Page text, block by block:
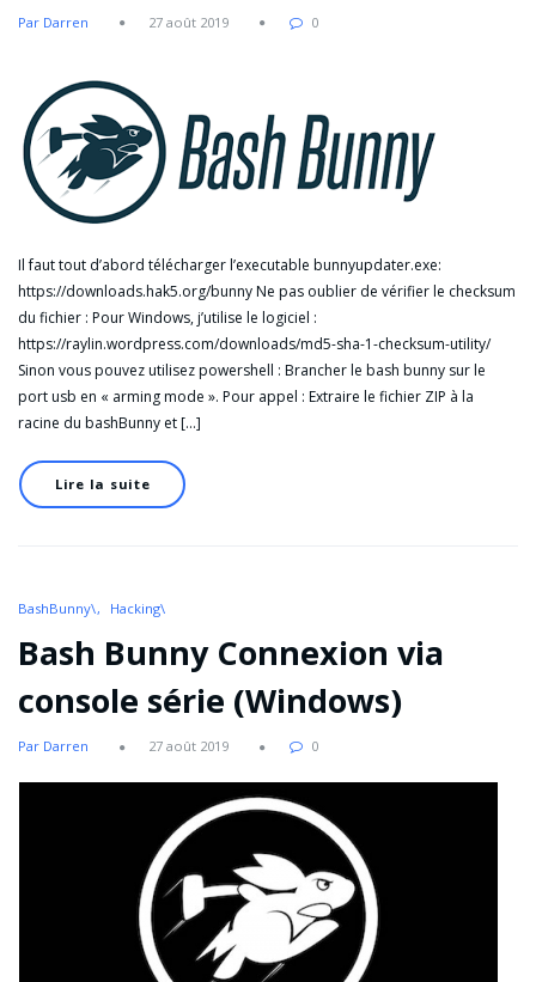
Par Darren 27 août 2019 0
Il faut tout d’abord télécharger l’executable bunnyupdater.exe:
https://downloads.hak5.org/bunny Ne pas oublier de vérifier le checksum
du fichier : Pour Windows, j’utilise le logiciel :
https://raylin.wordpress.com/downloads/md5-sha-1-checksum-utility/
Sinon vous pouvez utilisez powershell : Brancher le bash bunny sur le
port usb en « arming mode ». Pour appel : Extraire le fichier ZIP à la
racine du bashBunny et […]
Lire la suite
BashBunny\ Hacking\
Bash Bunny Connexion via
console série (Windows)
Par Darren 27 août 2019 0